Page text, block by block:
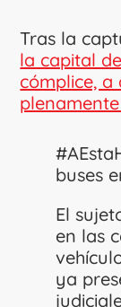
Tras la
la capital
cómplice,
buses
El
en las
ya